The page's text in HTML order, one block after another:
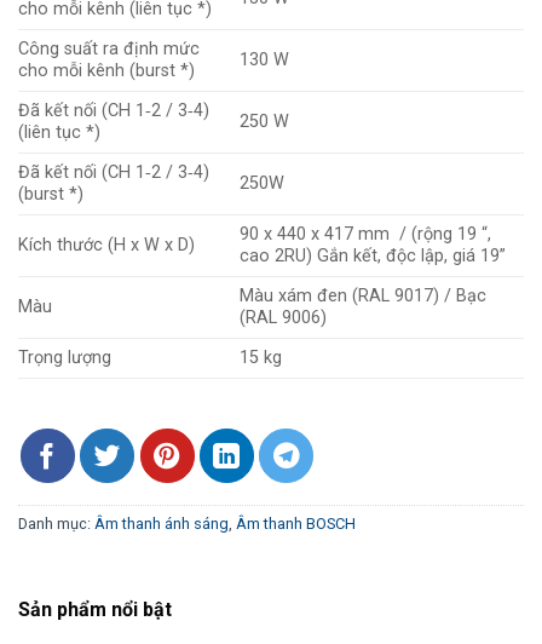
cho mỗi kênh (liên tục *)
Công suất ra định mức
cho mỗi kênh (burst *)
130 W
Đã kết nối (CH 1‑2 / 3‑4)
(liên tục *)
250 W
Đã kết nối (CH 1‑2 / 3‑4)
(burst *)
250W
Kích thước (H x W x D)
90 x 440 x 417 mm / (rộng 19 “,
cao 2RU) Gắn kết, độc lập, giá 19”
Màu
Màu xám đen (RAL 9017) / Bạc
(RAL 9006)
Trọng lượng
15 kg
Danh mục: Âm thanh ánh sáng, Âm thanh BOSCH
Sản phẩm nổi bật